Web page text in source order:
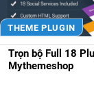
THEME PLUGIN
Trọn bộ Full 18
Mythemeshop